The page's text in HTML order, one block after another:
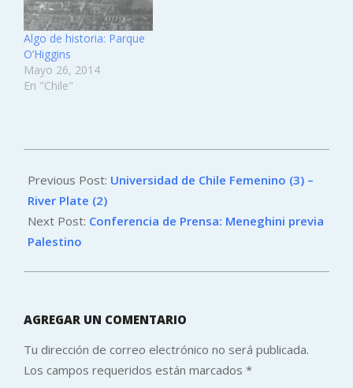
Algo de historia: Parque
O’Higgins
Mayo 26, 2014
En "Chile"
02-
12
Previous Post: Universidad de Chile Femenino (3) –
River Plate (2)
Next Post: Conferencia de Prensa: Meneghini previa
Palestino
AGREGAR UN COMENTARIO
Tu dirección de correo electrónico no será publicada.
Los campos requeridos están marcados *